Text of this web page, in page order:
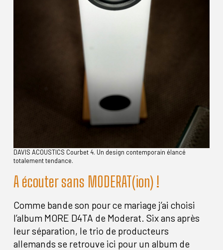
DAVIS ACOUSTICS Courbet 4. Un design contemporain élancé
totalement tendance.
A écouter sans MODERAT(ion) !
Comme bande son pour ce mariage j’ai choisi
l’album MORE D4TA de Moderat. Six ans après
leur séparation, le trio de producteurs
allemands se retrouve ici pour un album de